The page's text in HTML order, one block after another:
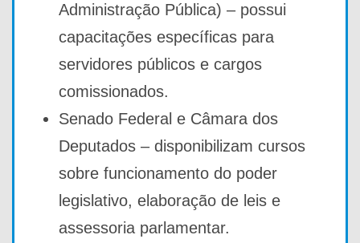
Administração Pública) – possui
capacitações específicas para
servidores públicos e cargos
comissionados.
Senado Federal e Câmara dos
Deputados – disponibilizam cursos
sobre funcionamento do poder
legislativo, elaboração de leis e
assessoria parlamentar.